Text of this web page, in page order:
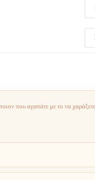
που αγαπάτε με το να